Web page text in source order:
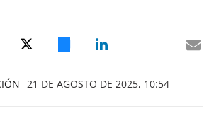
21 DE AGOSTO DE 2025, 10:54